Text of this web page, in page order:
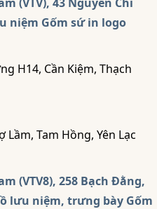
niệm Gốm sứ in logo
H14, Cần Kiệm, Thạch
Tam Hồng, Yên Lạc
(VTV8), 258 Bạch Đằng,
lưu niệm, trưng bày Gốm